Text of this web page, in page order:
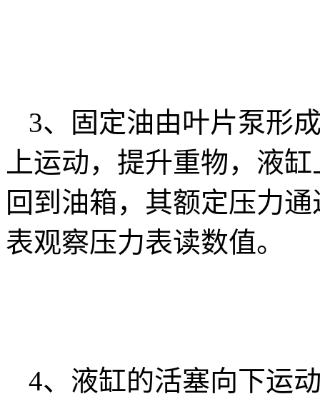
3、固定油由叶片泵形
上运动，提升重物，液
回到油箱，其额定压力
表观察压力表读数值。
4、液缸的活塞向下运